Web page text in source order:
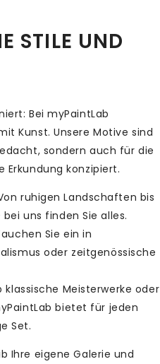
STILE UND
Bei myPaintLab
Kunst. Unsere Motive sind
sondern auch für die
Erkundung konzipiert.
ruhigen Landschaften bis
uns finden Sie alles.
Sie ein in
oder zeitgenössische
klassische Meisterwerke oder
bietet für jeden
Set.
Ihre eigene Galerie und